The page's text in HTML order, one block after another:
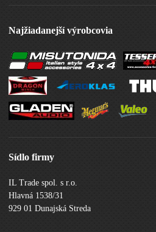
Najžiadanejší výrobcovia
Sídlo firmy
IL Trade spol. s r.o.
Hlavná 1538/31
929 01 Dunajská Streda